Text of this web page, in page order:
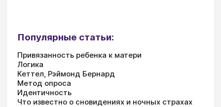
Популярные статьи:
Привязанность ребенка к матери
Логика
Кеттел, Рэймонд Бернард
Метод опроса
Идентичность
Что известно о сновидениях и ночных страхах